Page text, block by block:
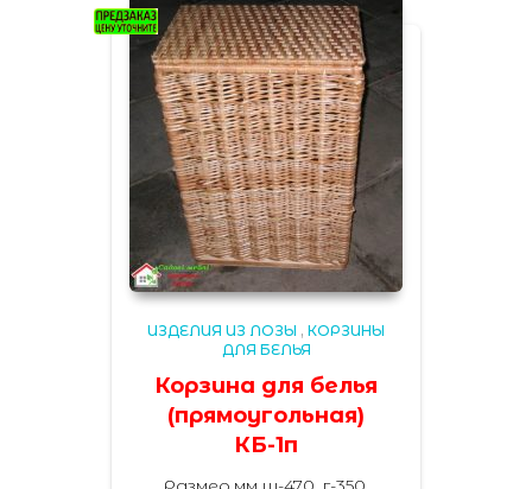
ИЗДЕЛИЯ ИЗ ЛОЗЫ , КОРЗИНЫ
ДЛЯ БЕЛЬЯ
Корзина для белья
(прямоугольная)
КБ-1п